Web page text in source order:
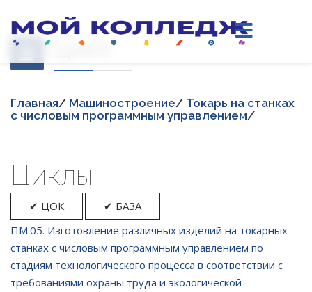
Цикл
Главная/ Машиностроение/ Токарь на станках
с числовым программным управлением/
Циклы
✔ ЦОК
✔ БАЗА
ПМ.05. Изготовление различных изделий на токарных
станках с числовым программным управлением по
стадиям технологического процесса в соответствии с
требованиями охраны труда и экологической